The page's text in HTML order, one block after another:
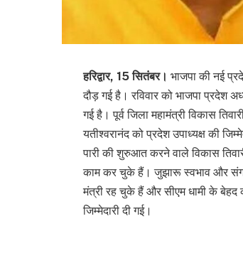
हरिद्वार, 15 सितंबर। भाजपा की नई
दौड़ गई है। रविवार को भाजपा प्रदेश
गई है। पूर्व जिला महामंत्री विकास
यतीश्वरानंद को प्रदेश उपाध्यक्ष की
पारी की शुरुआत करने वाले विकास
काम कर चुके हैं। जुझारू स्वभाव और
मंत्री रह चुके हैं और सीएम धामी के बेहद
जिम्मेदारी दी गई।